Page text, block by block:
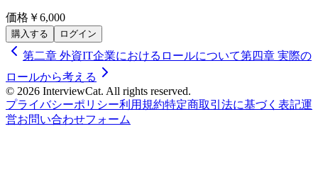
価格 ￥6,000
購入する ログイン
第二章 外資IT企業におけるロールについて第四章 実際の
ロールから考える
© 2026 InterviewCat. All rights reserved.
プライバシーポリシー利用規約特定商取引法に基づく表記運
営お問い合わせフォーム